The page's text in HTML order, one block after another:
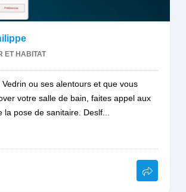
ET HABITAT
ou ses alentours et que vous
votre salle de bain, faites appel aux
la pose de sanitaire. Deslf...